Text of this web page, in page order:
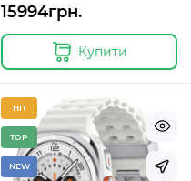
15994грн.
Купити
HIT
TOP
NEW